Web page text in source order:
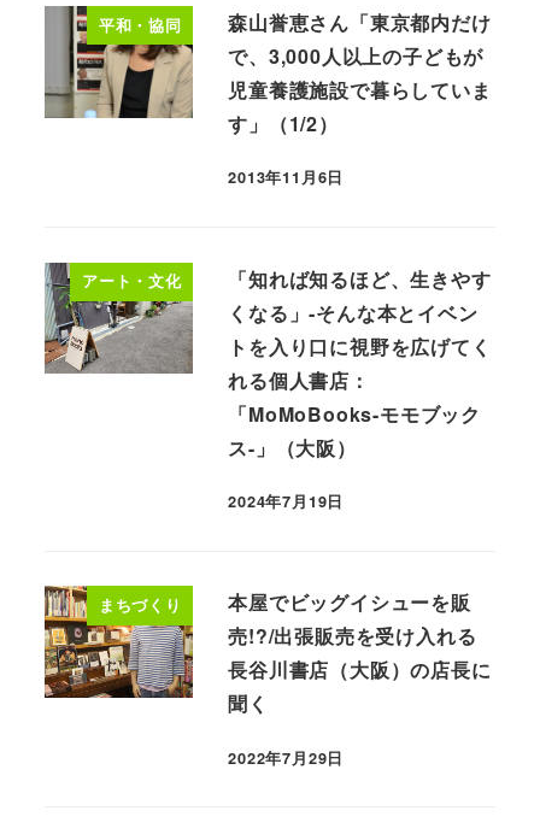
平和・協同
森山誉恵さん「東京都内だけ
で、3,000人以上の子どもが
児童養護施設で暮らしていま
す」（1/2）
2013年11月6日
アート・文化
「知れば知るほど、生きやす
くなる」‐そんな本とイベン
トを入り口に視野を広げてく
れる個人書店：
「MoMoBooks-モモブック
ス-」（大阪）
2024年7月19日
まちづくり
本屋でビッグイシューを販
売!?/出張販売を受け入れる
長谷川書店（大阪）の店長に
聞く
2022年7月29日